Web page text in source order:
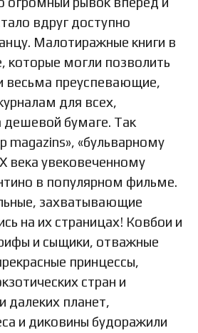
вдруг доступно
Малотиражные книги в
которые могли позволить
весьма преуспевающие,
для всех,
дешевой бумаге. Так
magazins», «бульварному
века увековеченному
в популярном фильме.
захватывающие
на их страницах! Ковбои и
и сыщики, отважные
принцессы,
стран и
далеких планет,
и диковины будоражили